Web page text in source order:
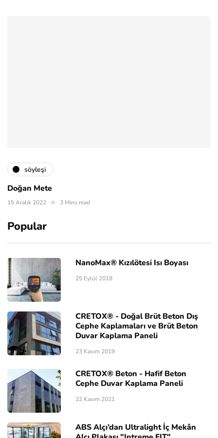
söyleşi
Doğan Mete
15 Aralık 2022 3 Mins read
Popular
NanoMax® Kızılötesi Isı Boyası
25 Eylül 2018
CRETOX® - Doğal Brüt Beton Dış
Cephe Kaplamaları ve Brüt Beton
Duvar Kaplama Paneli
23 Kasım 2019
CRETOX® Beton - Hafif Beton
Cephe Duvar Kaplama Paneli
22 Kasım 2021
ABS Alçı’dan Ultralight İç Mekân